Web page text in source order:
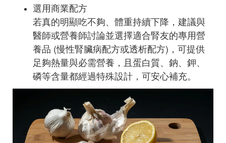
選用商業配方
若真的明顯吃不夠、體重持續下降，建議與
醫師或營養師討論並選擇適合腎友的專用營
養品 (慢性腎臟病配方或透析配方)，可提供
足夠熱量與必需營養，且蛋白質、鈉、鉀、
磷等含量都經過特殊設計，可安心補充。